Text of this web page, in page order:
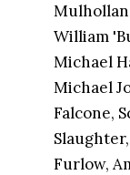
William
Michael
Michael
Falcone,
Furlow,